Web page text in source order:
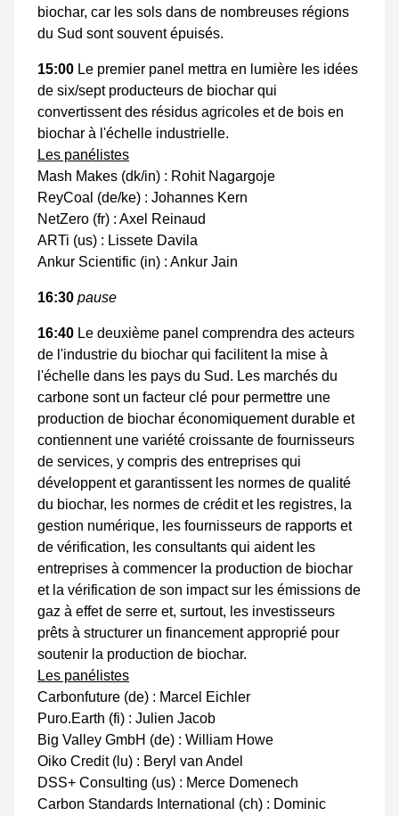
biochar, car les sols dans de nombreuses régions
du Sud sont souvent épuisés.
15:00 Le premier panel mettra en lumière les idées
de six/sept producteurs de biochar qui
convertissent des résidus agricoles et de bois en
biochar à l'échelle industrielle.
Les panélistes
Mash Makes (dk/in) : Rohit Nagargoje
ReyCoal (de/ke) : Johannes Kern
NetZero (fr) : Axel Reinaud
ARTi (us) : Lissete Davila
Ankur Scientific (in) : Ankur Jain
16:30 pause
16:40 Le deuxième panel comprendra des acteurs
de l'industrie du biochar qui facilitent la mise à
l'échelle dans les pays du Sud. Les marchés du
carbone sont un facteur clé pour permettre une
production de biochar économiquement durable et
contiennent une variété croissante de fournisseurs
de services, y compris des entreprises qui
développent et garantissent les normes de qualité
du biochar, les normes de crédit et les registres, la
gestion numérique, les fournisseurs de rapports et
de vérification, les consultants qui aident les
entreprises à commencer la production de biochar
et la vérification de son impact sur les émissions de
gaz à effet de serre et, surtout, les investisseurs
prêts à structurer un financement approprié pour
soutenir la production de biochar.
Les panélistes
Carbonfuture (de) : Marcel Eichler
Puro.Earth (fi) : Julien Jacob
Big Valley GmbH (de) : William Howe
Oiko Credit (lu) : Beryl van Andel
DSS+ Consulting (us) : Merce Domenech
Carbon Standards International (ch) : Dominic